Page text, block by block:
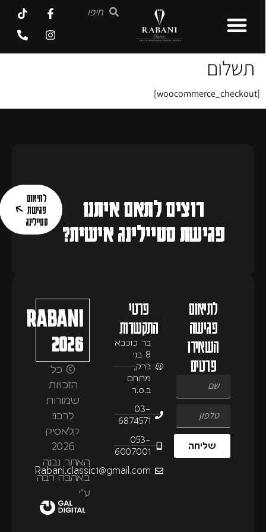
תשלום
[woocommerce_checkout]
רוצים לתאם איתנו
פגישת סטיילינג אישית?
לתיאום
פגישת
סטיילינג
RABANI
2026
© כל
הזכויות
שמורות
לרבני
קלאסיק
2026
האתר נבנה
באהבה רבה
ע״י
פרטי
התקשרות
בר כוכבא
8 בני
ברק,
מתחם
ב.ס.ר
03-
6874571
053-
6007001
Rabani.classic1@gmail.com
לתיאום
פגישה
השאירו
פרטים
שליחה